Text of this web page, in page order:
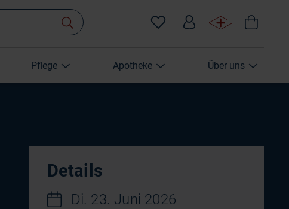
Pflege Apotheke Über uns
Details
Di. 23. Juni 2026